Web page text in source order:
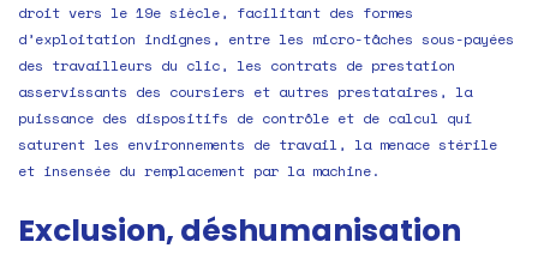
droit vers le 19e siècle, facilitant des formes
d’exploitation indignes, entre les micro-tâches sous-payées
des travailleurs du clic, les contrats de prestation
asservissants des coursiers et autres prestataires, la
puissance des dispositifs de contrôle et de calcul qui
saturent les environnements de travail, la menace stérile
et insensée du remplacement par la machine.
Exclusion, déshumanisation